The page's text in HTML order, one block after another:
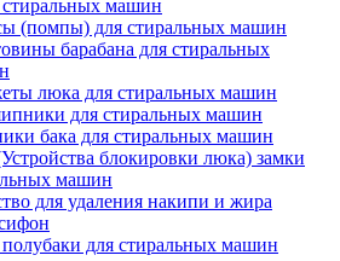
машин
(помпы) для стиральных машин
барабана для стиральных
люка для стиральных машин
для стиральных машин
бака для стиральных машин
блокировки люка) замки
машин
для удаления накипи и жира
для стиральных машин